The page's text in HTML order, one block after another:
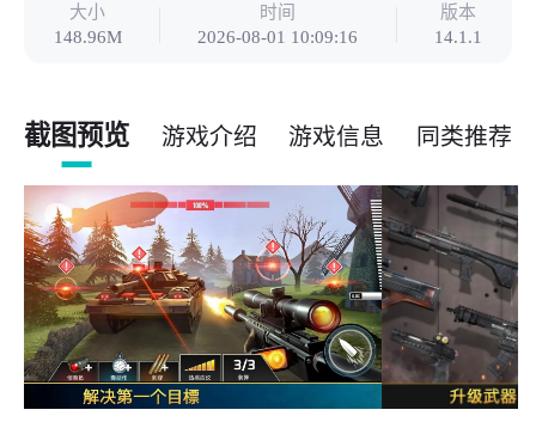
大小
148.96M
时间
2026-08-01 10:09:16
版本
14.1.1
截图预览 游戏介绍 游戏信息 同类推荐